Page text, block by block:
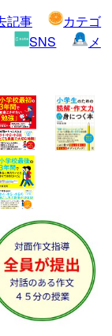
記事
カテゴ
SNS
メ